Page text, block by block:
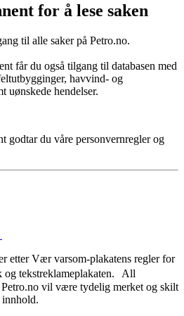
for å lese saken
til alle saker på Petro.no.
får du også tilgang til databasen med
havvind- og
uønskede hendelser.
godtar du våre personvernreglerog
etter Vær varsom-plakatens regler for
og tekstreklameplakaten. All
Petro.no vil være tydelig merket og skilt
innhold.